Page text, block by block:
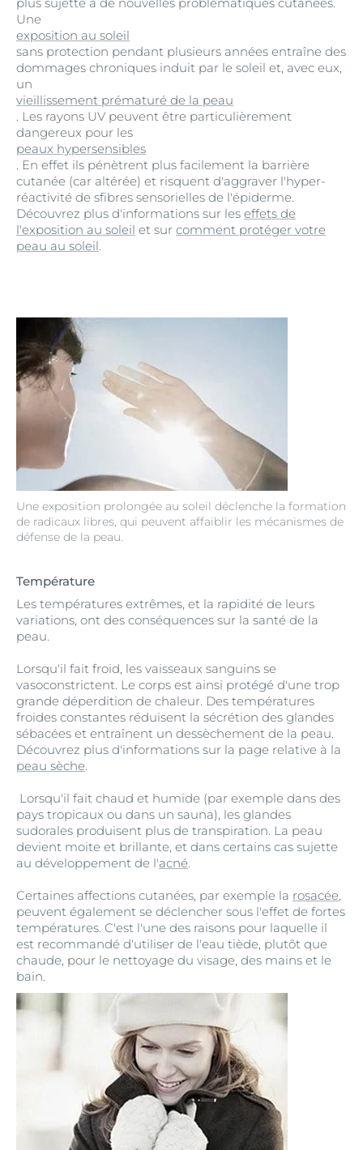
Une exposition prolongée au soleil déclenche la formation
de radicaux libres, qui peuvent affaiblir les mécanismes de
défense de la peau.
plus sujette à de nouvelles problématiques cutanées.
Une
exposition au soleil
sans protection pendant plusieurs années entraîne des
dommages chroniques induit par le soleil et, avec eux,
un
vieillissement prématuré de la peau
. Les rayons UV peuvent être particulièrement
dangereux pour les
peaux hypersensibles
. En effet ils pénètrent plus facilement la barrière
cutanée (car altérée) et risquent d'aggraver l'hyper-
réactivité de sfibres sensorielles de l'épiderme.
Découvrez plus d'informations sur les effets de
l'exposition au soleil et sur comment protéger votre
peau au soleil.
Température
Les températures extrêmes, et la rapidité de leurs
variations, ont des conséquences sur la santé de la
peau.
Lorsqu'il fait froid, les vaisseaux sanguins se
vasoconstrictent. Le corps est ainsi protégé d'une trop
grande déperdition de chaleur. Des températures
froides constantes réduisent la sécrétion des glandes
sébacées et entraînent un dessèchement de la peau.
Découvrez plus d'informations sur la page relative à la
peau sèche.
Lorsqu'il fait chaud et humide (par exemple dans des
pays tropicaux ou dans un sauna), les glandes
sudorales produisent plus de transpiration. La peau
devient moite et brillante, et dans certains cas sujette
au développement de l'acné.
Certaines affections cutanées, par exemple la rosacée,
peuvent également se déclencher sous l'effet de fortes
températures. C'est l'une des raisons pour laquelle il
est recommandé d'utiliser de l'eau tiède, plutôt que
chaude, pour le nettoyage du visage, des mains et le
bain.